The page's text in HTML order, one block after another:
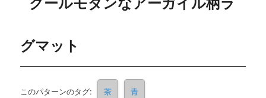
グマット
このパターンのタグ: 茶 青